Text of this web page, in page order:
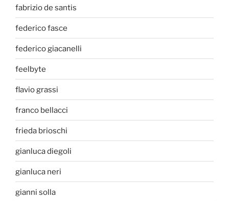
fabrizio de santis
federico fasce
federico giacanelli
feelbyte
flavio grassi
franco bellacci
frieda brioschi
gianluca diegoli
gianluca neri
gianni solla